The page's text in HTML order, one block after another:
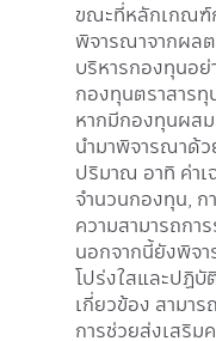
ขณะที่หลักเกณฑ์
พิจารณาจากผล
บริหารกองทุนอย่
กองทุนตราสาร
หากมีกองทุนผสม
นำมาพิจารณาด้
ปริมาณ อาทิ ค่า
จำนวนกองทุน, ก
ความสามารถกา
นอกจากนี้ยังพิจ
โปร่งใสและปฏิ
เกี่ยวข้อง สามา
การช่วยส่งเสริม